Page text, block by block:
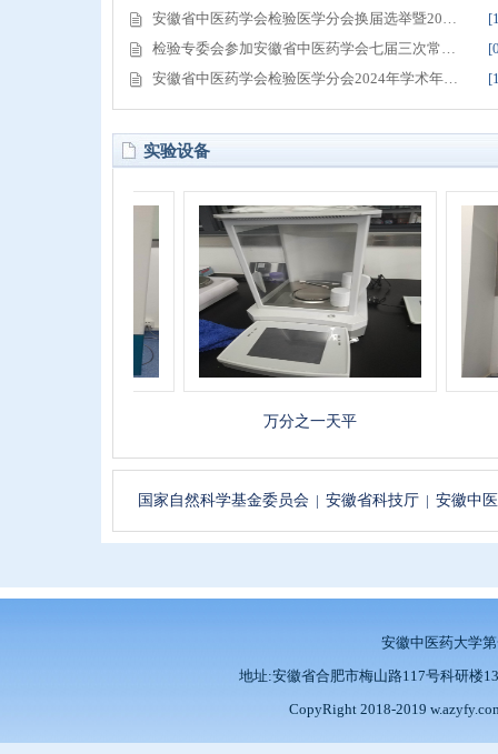
安徽省中医药学会检验医学分会换届选举暨20…
检验专委会参加安徽省中医药学会七届三次常…
安徽省中医药学会检验医学分会2024年学术年…
实验设备
万分之一天平
国家自然科学基金委员会| 安徽省科技厅| 安徽中
安徽中医药大学
地址:安徽省合肥市梅山路117号科研楼
CopyRight 2018-2019